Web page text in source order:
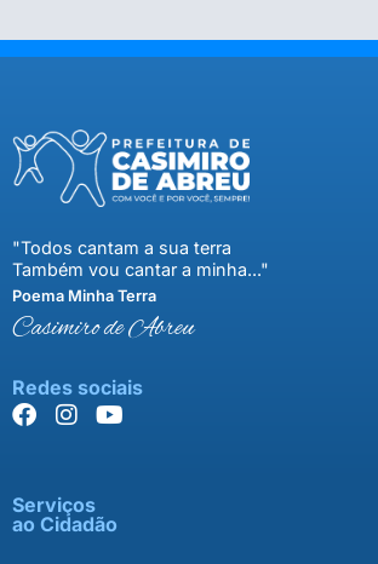
"Todos cantam a sua terra
Também vou cantar a minha..."
Poema Minha Terra
Casimiro de Abreu
Redes sociais
Serviços
ao Cidadão